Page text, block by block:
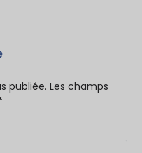
publiée. Les champs